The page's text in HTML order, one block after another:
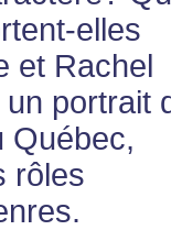
elles
et Rachel
portrait
Québec,
rôles